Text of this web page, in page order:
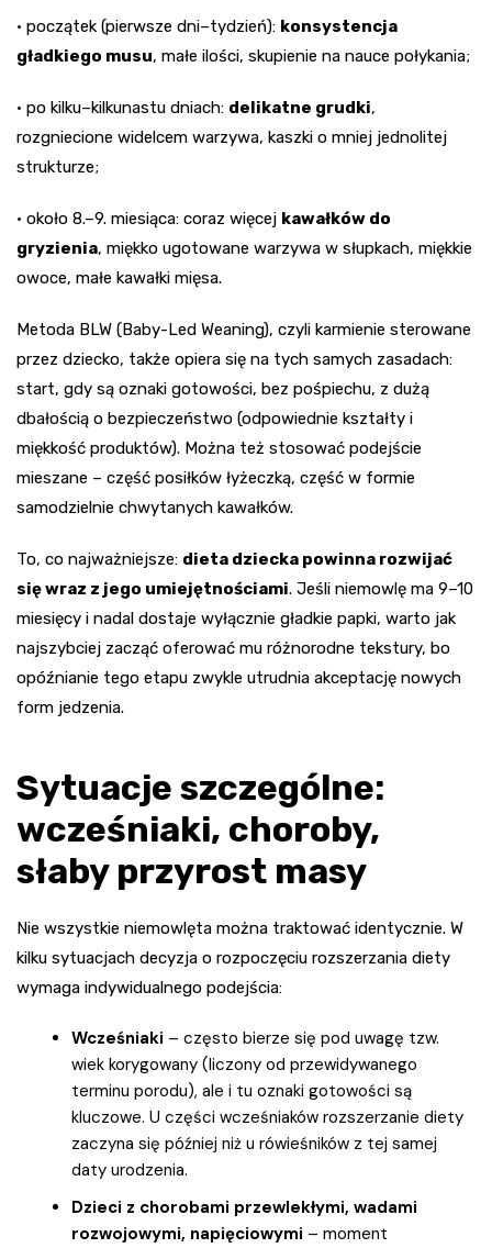
• początek (pierwsze dni–tydzień): konsystencja
gładkiego musu, małe ilości, skupienie na nauce połykania;
• po kilku–kilkunastu dniach: delikatne grudki,
rozgniecione widelcem warzywa, kaszki o mniej jednolitej
strukturze;
• około 8.–9. miesiąca: coraz więcej kawałków do
gryzienia, miękko ugotowane warzywa w słupkach, miękkie
owoce, małe kawałki mięsa.
Metoda BLW (Baby-Led Weaning), czyli karmienie sterowane
przez dziecko, także opiera się na tych samych zasadach:
start, gdy są oznaki gotowości, bez pośpiechu, z dużą
dbałością o bezpieczeństwo (odpowiednie kształty i
miękkość produktów). Można też stosować podejście
mieszane – część posiłków łyżeczką, część w formie
samodzielnie chwytanych kawałków.
To, co najważniejsze: dieta dziecka powinna rozwijać
się wraz z jego umiejętnościami. Jeśli niemowlę ma 9–10
miesięcy i nadal dostaje wyłącznie gładkie papki, warto jak
najszybciej zacząć oferować mu różnorodne tekstury, bo
opóźnianie tego etapu zwykle utrudnia akceptację nowych
form jedzenia.
Sytuacje szczególne:
wcześniaki, choroby,
słaby przyrost masy
Nie wszystkie niemowlęta można traktować identycznie. W
kilku sytuacjach decyzja o rozpoczęciu rozszerzania diety
wymaga indywidualnego podejścia:
Wcześniaki – często bierze się pod uwagę tzw.
wiek korygowany (liczony od przewidywanego
terminu porodu), ale i tu oznaki gotowości są
kluczowe. U części wcześniaków rozszerzanie diety
zaczyna się później niż u rówieśników z tej samej
daty urodzenia.
Dzieci z chorobami przewlekłymi, wadami
rozwojowymi, napięciowymi – moment